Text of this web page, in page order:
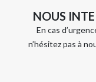
NOUS
En cas
n’hésitez pas à